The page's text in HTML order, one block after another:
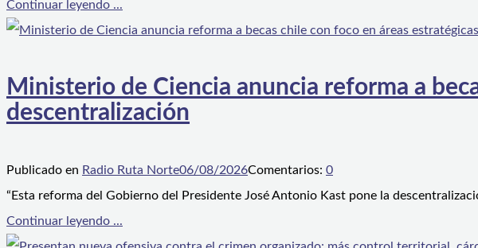
Continuar leyendo ...
Ministerio de Ciencia anuncia reforma a
descentralización
Publicado en Radio Ruta Norte06/08/2026Comentarios: 0
“Esta reforma del Gobierno del Presidente José Antonio Kast pone la
Continuar leyendo ...